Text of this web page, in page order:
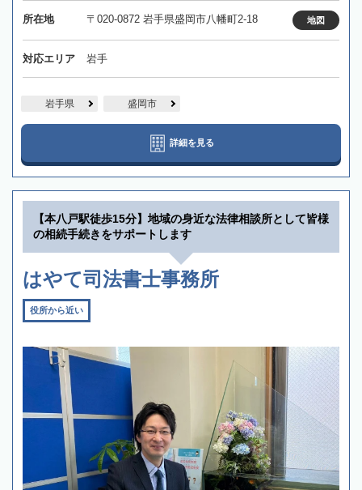
所在地 〒020-0872 岩手県盛岡市八幡町2-18 地図
対応エリア 岩手
岩手県 盛岡市
詳細を見る
【本八戸駅徒歩15分】地域の身近な法律相談所として皆様
の相続手続きをサポートします
はやて司法書士事務所
役所から近い